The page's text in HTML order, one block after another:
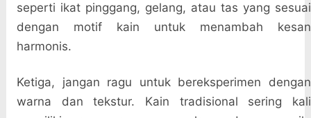
seperti ikat pinggang, gelang, atau tas yang sesuai
dengan motif kain untuk menambah kesan
harmonis.
Ketiga, jangan ragu untuk bereksperimen dengan
warna dan tekstur. Kain tradisional sering kali